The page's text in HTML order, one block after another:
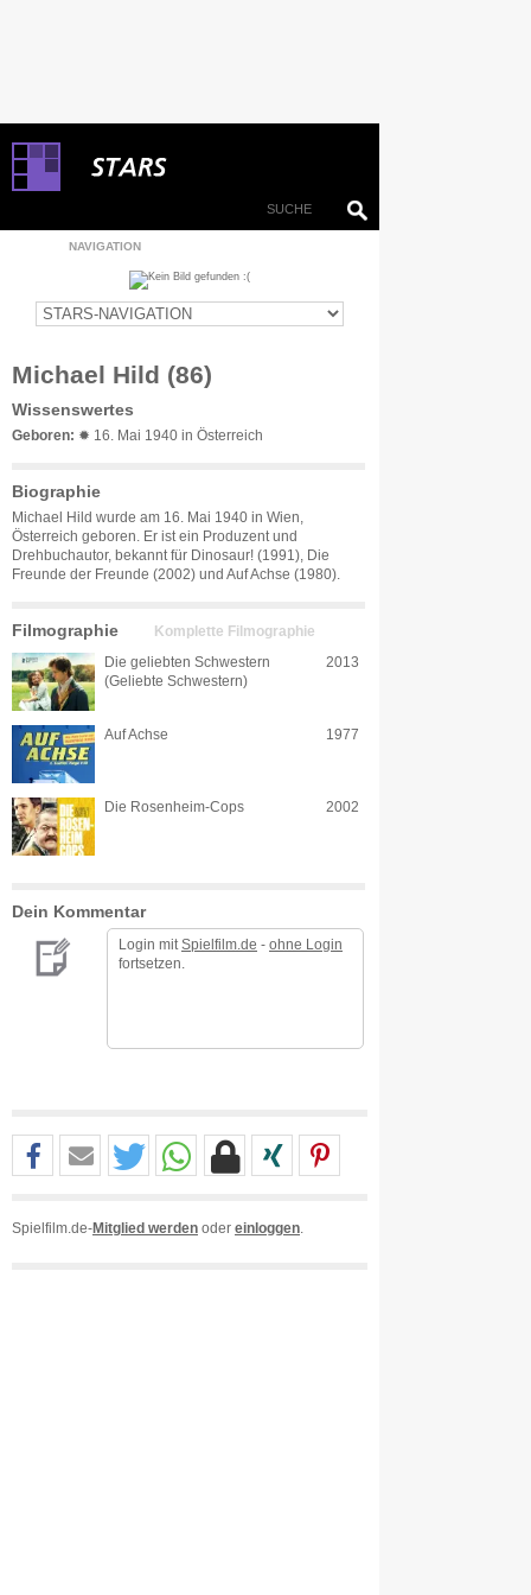
NAVIGATION
Michael Hild (86)
Wissenswertes
Geboren: ✹ 16. Mai 1940 in Österreich
Biographie
Michael Hild wurde am 16. Mai 1940 in Wien,
Österreich geboren. Er ist ein Produzent und
Drehbuchautor, bekannt für Dinosaur! (1991), Die
Freunde der Freunde (2002) und Auf Achse (1980).
Filmographie Komplette Filmographie
Die geliebten Schwestern
(Geliebte Schwestern)
2013
Auf Achse 1977
Die Rosenheim-Cops 2002
Dein Kommentar
Login mit Spielfilm.de - ohne Login
fortsetzen.
Spielfilm.de-Mitglied werden oder einloggen